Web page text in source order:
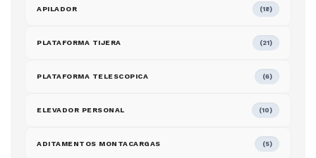
APILADOR (18)
PLATAFORMA TIJERA (21)
PLATAFORMA TELESCOPICA (6)
ELEVADOR PERSONAL (10)
ADITAMENTOS MONTACARGAS (5)